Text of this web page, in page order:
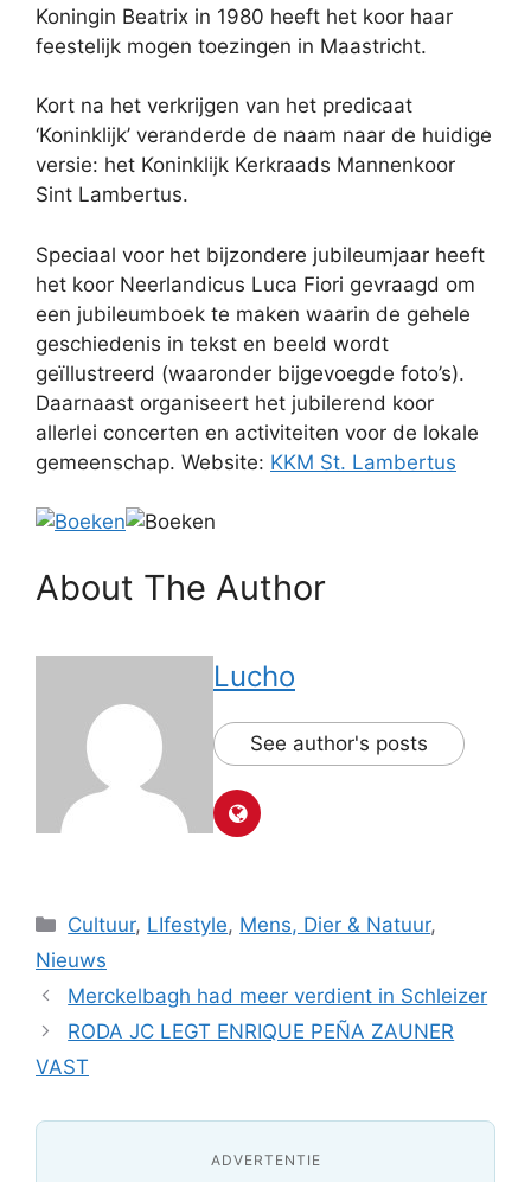
Koningin Beatrix in 1980 heeft het koor haar
feestelijk mogen toezingen in Maastricht.
Kort na het verkrijgen van het predicaat
‘Koninklijk’ veranderde de naam naar de huidige
versie: het Koninklijk Kerkraads Mannenkoor
Sint Lambertus.
Speciaal voor het bijzondere jubileumjaar heeft
het koor Neerlandicus Luca Fiori gevraagd om
een jubileumboek te maken waarin de gehele
geschiedenis in tekst en beeld wordt
geïllustreerd (waaronder bijgevoegde foto’s).
Daarnaast organiseert het jubilerend koor
allerlei concerten en activiteiten voor de lokale
gemeenschap. Website: KKM St. Lambertus
About The Author
Lucho
See author's posts
Categorieën
Cultuur, LIfestyle, Mens, Dier & Natuur,
Nieuws
Merckelbagh had meer verdient in Schleizer
RODA JC LEGT ENRIQUE PEÑA ZAUNER
VAST
ADVERTENTIE